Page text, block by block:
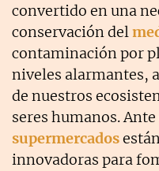
convertido en una
conservación del
contaminación por
niveles alarmantes,
de nuestros
seres humanos.
supermercados
innovadoras para